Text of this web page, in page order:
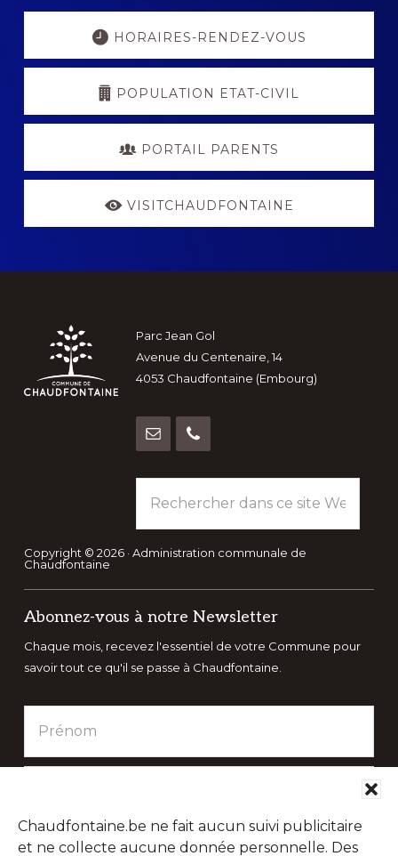
Chaudfontaine.be ne fait aucun suivi publicitaire
et ne collecte aucune donnée personnelle. Des
Explore
HORAIRES-RENDEZ-VOUS
POPULATION ETAT-CIVIL
PORTAIL PARENTS
VISITCHAUDFONTAINE
Footer
Parc Jean Gol
Avenue du Centenaire, 14
4053 Chaudfontaine (Embourg)
dans
ce
site
Copyright © 2026 · Administration communale de
Chaudfontaine
Abonnez-vous à notre Newsletter
Chaque mois, recevez l'essentiel de votre Commune pour
savoir tout ce qu'il se passe à Chaudfontaine.